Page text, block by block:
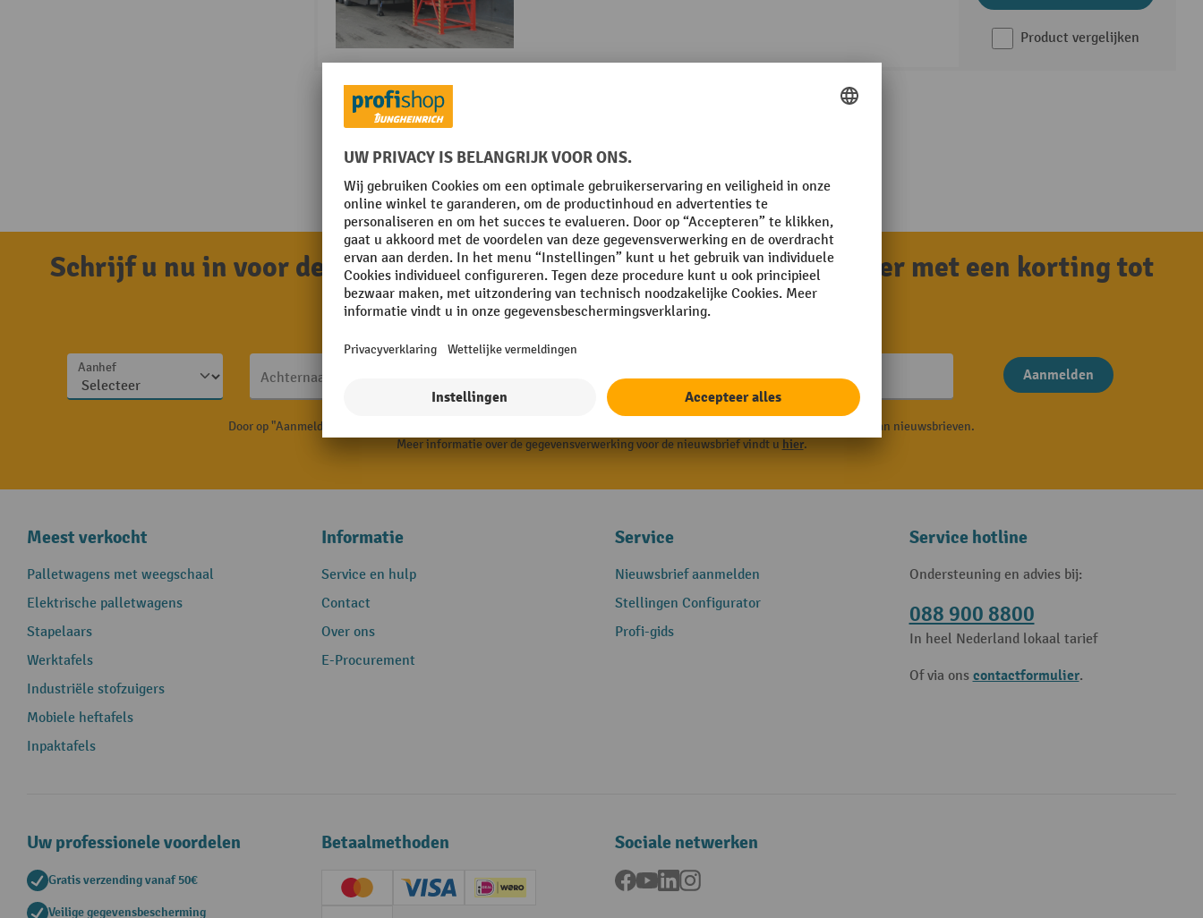
Product vergelijken
Schrijf u nu in voor de nieuwsbrief en ontvang een welkomstvoucher met een korting tot
-10%²
Aanhef
Achternaam E-mail Aanmelden
Door op "Aanmelden" te klikken, gaat u akkoord met het ontvangen van reclame van Jungheinrich PROFISHOP in de vorm van nieuwsbrieven.
Meer informatie over de gegevensverwerking voor de nieuwsbrief vindt u hier.
Meest verkocht
Palletwagens met weegschaal
Elektrische palletwagens
Stapelaars
Werktafels
Industriële stofzuigers
Mobiele heftafels
Inpaktafels
Informatie
Service en hulp
Contact
Over ons
E-Procurement
Service
Nieuwsbrief aanmelden
Stellingen Configurator
Profi-gids
Service hotline
Ondersteuning en advies bij:
088 900 8800
In heel Nederland lokaal tarief
Of via ons contactformulier.
Uw professionele voordelen
Gratis verzending vanaf 50€
Veilige gegevensbescherming
Betaalmethoden
Creditcard (Master)Creditcard (Visa)iDEAL | Wero
Sociale netwerken
Facebook
YouTubeLinkedInInstagram